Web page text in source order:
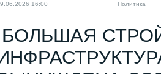
16:00 Политика